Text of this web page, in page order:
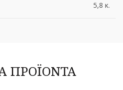
5,8 κ.
ΠΡΟΪΌΝΤΑ